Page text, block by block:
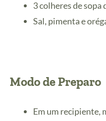
3 colheres de
Sal, pimenta e
Modo de Preparo
Em um recipiente,